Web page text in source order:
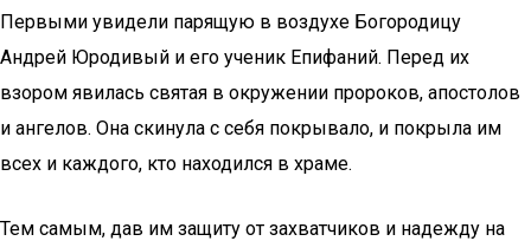
Первыми увидели парящую в воздухе Богородицу
Андрей Юродивый и его ученик Епифаний. Перед их
взором явилась святая в окружении пророков, апостолов
и ангелов. Она скинула с себя покрывало, и покрыла им
всех и каждого, кто находился в храме.
Тем самым, дав им защиту от захватчиков и надежду на